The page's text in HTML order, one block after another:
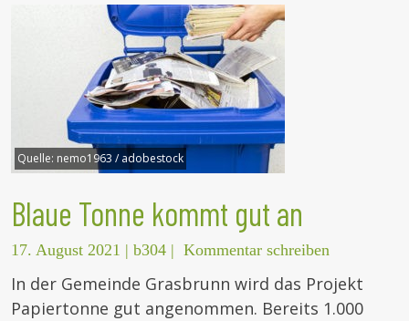
Quelle: nemo1963 / adobestock
Blaue Tonne kommt gut an
17. August 2021 | b304 | Kommentar schreiben
In der Gemeinde Grasbrunn wird das Projekt
Papiertonne gut angenommen. Bereits 1.000